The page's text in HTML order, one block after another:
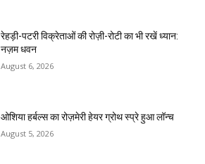
रेहड़ी-पटरी विक्रेताओं की रोज़ी-रोटी का भी रखें ध्यान:
नज़म धवन
August 6, 2026
ओशिया हर्बल्स का रोज़मेरी हेयर ग्रोथ स्प्रे हुआ लॉन्च
August 5, 2026